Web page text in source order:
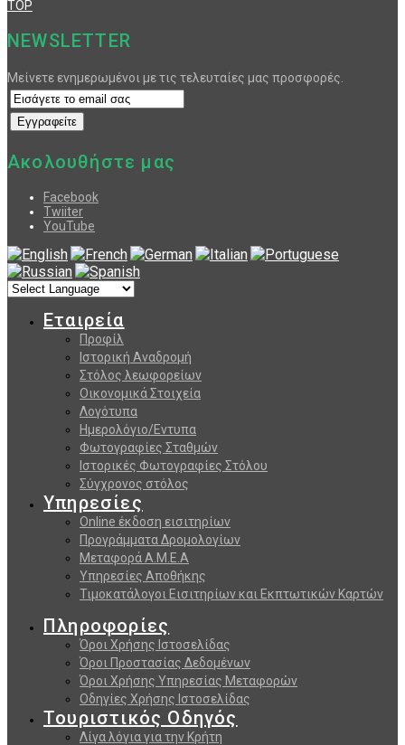
TOP
NEWSLETTER
Μείνετε ενημερωμένοι με τις τελευταίες μας προσφορές.
Ακολουθήστε μας
Facebook
Twiiter
YouTube
Εταιρεία
Προφίλ
Ιστορική Αναδρομή
Στόλος λεωφορείων
Οικονομικά Στοιχεία
Λογότυπα
Ημερολόγιο/Εντυπα
Φωτογραφίες Σταθμών
Ιστορικές Φωτογραφίες Στόλου
Σύγχρονος στόλος
Υπηρεσίες
Online έκδοση εισιτηρίων
Προγράμματα Δρομολογίων
Μεταφορά Α.Μ.Ε.Α
Υπηρεσίες Αποθήκης
Τιμοκατάλογοι Εισιτηρίων και Εκπτωτικών Καρτών
Πληροφορίες
Όροι Χρήσης Ιστοσελίδας
Όροι Προστασίας Δεδομένων
Όροι Χρήσης Υπηρεσίας Μεταφορών
Οδηγίες Χρήσης Ιστοσελίδας
Τουριστικός Οδηγός
Λίγα λόγια για την Κρήτη